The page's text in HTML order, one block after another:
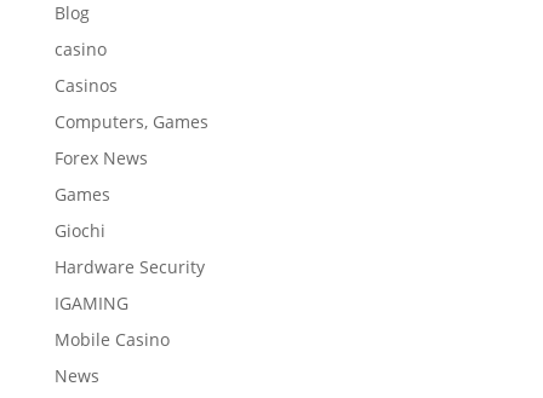
Blog
casino
Casinos
Computers, Games
Forex News
Games
Giochi
Hardware Security
IGAMING
Mobile Casino
News